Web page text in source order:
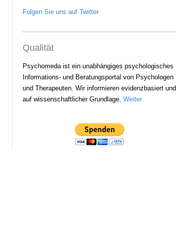
Folgen Sie uns auf Twitter
Qualität
Psychomeda ist ein unabhängiges psychologisches
Informations- und Beratungsportal von Psychologen
und Therapeuten. Wir informieren evidenzbasiert und
auf wissenschaftlicher Grundlage. Weiter